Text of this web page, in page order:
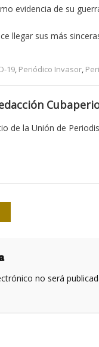
evidencia de su
llegar sus más
19, Periódico Invasor,
de la Unión de
no será